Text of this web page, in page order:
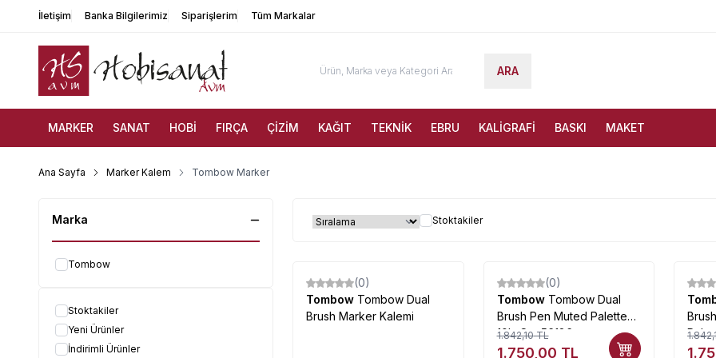
İletişim Banka Bilgilerimiz Siparişlerim Tüm Markalar
ARA
MARKER SANAT HOBİ FIRÇA ÇİZİM KAĞIT TEKNİK EBRU KALİGRAFİ BASKI MAKET
Ana Sayfa Marker Kalem Tombow Marker
Marka
Tombow
Stoktakiler
Yeni Ürünler
İndirimli Ürünler
Stoktakiler
(0)
Tombow Tombow Dual
Brush Marker Kalemi
%5
(0)
Tombow Tombow Dual
Brush Pen Muted Palette
10lu Set 56186
1.842,10TL
1.750,00 TL
%5